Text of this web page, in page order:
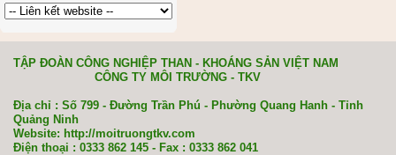
TẬP ĐOÀN CÔNG NGHIỆP THAN - KHOÁNG SẢN VIỆT NAM
CÔNG TY MÔI TRƯỜNG - TKV
Địa chỉ : Số 799 - Đường Trần Phú - Phường Quang Hanh - Tỉnh
Quảng Ninh
Website: http://moitruongtkv.com
Điện thoại : 0333 862 145 - Fax : 0333 862 041